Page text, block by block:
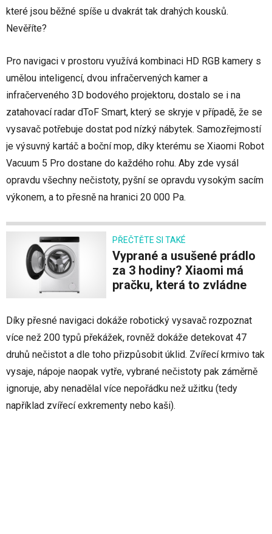
které jsou běžné spíše u dvakrát tak drahých kousků.
Nevěříte?
Pro navigaci v prostoru využívá kombinaci HD RGB kamery s
umělou inteligencí, dvou infračervených kamer a
infračerveného 3D bodového projektoru, dostalo se i na
zatahovací radar dToF Smart, který se skryje v případě, že se
vysavač potřebuje dostat pod nízký nábytek. Samozřejmostí
je výsuvný kartáč a boční mop, díky kterému se Xiaomi Robot
Vacuum 5 Pro dostane do každého rohu. Aby zde vysál
opravdu všechny nečistoty, pyšní se opravdu vysokým sacím
výkonem, a to přesně na hranici 20 000 Pa.
PŘEČTĚTE SI TAKÉ
Vyprané a usušené prádlo
za 3 hodiny? Xiaomi má
pračku, která to zvládne
Díky přesné navigaci dokáže robotický vysavač rozpoznat
více než 200 typů překážek, rovněž dokáže detekovat 47
druhů nečistot a dle toho přizpůsobit úklid. Zvířecí krmivo tak
vysaje, nápoje naopak vytře, vybrané nečistoty pak záměrně
ignoruje, aby nenadělal více nepořádku než užitku (tedy
například zvířecí exkrementy nebo kaši).